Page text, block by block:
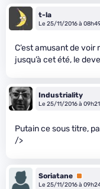
t-la
Le 25/11/2016 à
C’est amusant de voir
jusqu’à cet été, le
Industriality
Le 25/11/2016 à 09h21
Putain ce sous titre,
/>
Soriatane Premium
Le 25/11/2016 à